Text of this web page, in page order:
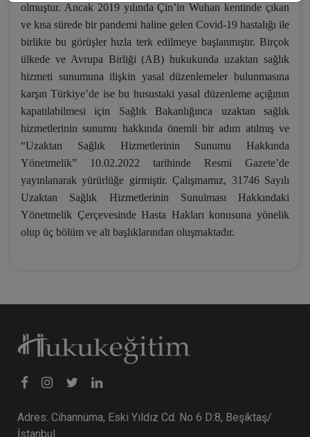
olmuştur. Ancak 2019 yılında Çin’in Wuhan kentinde çıkan
ve kısa sürede bir pandemi haline gelen Covid-19 hastalığı ile
birlikte bu görüşler hızla terk edilmeye başlanmıştır. Birçok
ülkede ve Avrupa Birliği (AB) hukukunda uzaktan sağlık
hizmeti sunumuna ilişkin yasal düzenlemeler bulunmasına
karşın Türkiye’de ise bu husustaki yasal düzenleme açığının
kapatılabilmesi için Sağlık Bakanlığınca uzaktan sağlık
hizmetlerinin sunumu hakkında önemli bir adım atılmış ve
“Uzaktan Sağlık Hizmetlerinin Sunumu Hakkında
Yönetmelik” 10.02.2022 tarihinde Resmi Gazete’de
yayınlanarak yürürlüğe girmiştir. Çalışmamız, 31746 Sayılı
Uzaktan Sağlık Hizmetlerinin Sunulması Hakkındaki
Yönetmelik Çerçevesinde Hasta Hakları konusuna yönelik
olup üç bölüm ve alt başlıklarından oluşmaktadır.
Adres: Cihannüma, Eski Yıldız Cd. No 6 D:8, Beşiktaş/
İstanbul